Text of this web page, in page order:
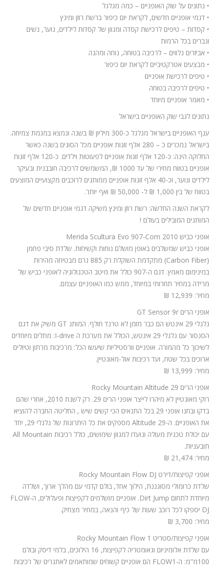
• נתונים על שוק האופניים – כמה מגלגל
• דגמי אופניים חדשים, לקראת יום כיפור ברשת רוזן ומינץ
• קסדות – טיפים לרכישת קסדה ומגוון של קסדות לילדים, נוער, נשים
וגברים בכל הרמות
• אביזרים נלווים – לרכיבה בטוחה, נוחה ומהנה
• מבצעים אטרקטיביים לקראת יום כיפור
• טיפים לרכישת אופניים
• טיפים לרכיבה בטוחה
• מאמר אופניים מיוחד
נתונים לגבי שוק האופניים בישראל
ענף האופניים בישראל מגלגל כ-300 מיליון ₪ בשנה ונמצא במגמת צמיחה.
בישראל נמכרים כ – 280 אלף זוגות אופניים מכל הסוגים בשנה כאשר
החלוקה הינה: כ-120 אלף זוגות אופניים לפעוטות וילדים. כ-120 אלף זוגות
אופניים בטווח מחירי של עד 1000 ₪, המשמשים לרכיבה חובבנית ובעיקר
לילדים ונוער, וכ-40 אלף זוגות אופניים ממותגים לרוכבים מקצועיים המוצעים
בטווח של בין 1,000 ₪ ל- 50,000 ₪ ואף יותר.
לקראת השנה החדשה: רשת רוזן ומינץ משיקה דגמי אופניים חדשים של
המותגים המובילים בעולם !
אופני כביש Merida Scultura Evo 907-Com 2010
אופני כביש שמשלבים באופן מושלם נוחות וקשיחות. שלדת סיבי פחמן
(Carbon Fiber) מתקדמת השוקלת רק 885 גרם מבטיחה מהירות
במינימום מאמץ. דגם ה-907 כולל את מיטב הטכנולוגיה לאופני כביש של
מרידה במחיר תחרותי במיוחד, ממש כמו האופניים עצמם.
מחיר: 12,939 ₪
אופני הרים GT Sensor 9r
גלגלי 29 אינטש הם כבר מזמן לא טרנד חולף. המותג GT משיק את דגם
הסנסור עם גלגלי 29 אינטש, הכולל את מערכת ה I-drive: מתלים מיוחדים
לשיכוך כל מהמורה. אופניים וורסטיליות שיעשו הכל: מרכיבות מרתון וטיולים
ארוכים בכל שטח, ועד רכיבות אול-מאונטיין.
מחיר: 13,999 ₪
אופני הרים Rocky Mountain Altitude 29
רוקי מאונטיין לא מיהרו לייצר אופני הרים 29. רק לשנת 2010, אחרי שהם
בדקו ובחנו אופני 29 בכל התנאים הכי קשים שיש , החליטה החברה להוציא
את האופניים. ה-Altitude 29 מספקים את כל היתרונות של גלגלי 29, יחד
עם יכולת טכנית מעולה ונועדו למגוון שימושים, כולל רכיבות All Mountain
תובעניות.
מחיר: 21,474 ₪
אופני קפיצות/דירט Rocky Mountain Flow DJ
שלדת כרומולי מסוגננת, הילוך אחד, בולם קדמי עם מהלך ארוך, ושלדה
מיוחדת לתחום Dirt Jump. אופניים מושלמים לקפיצות ופעלולים, ה-FLOW
DJ יספקו לכל רוכב שעות של כיף והנאה, במחיר מצחיק.
מחיר: 3,700 ₪
אופני קפיצות/סטריט Rocky Mountain Flow 1
עם שלדת אלומיניום וגאומטריה לקפיצות, 16 הילוכים, בלמי דיסק ובולם
100מ"מ: ה-FLOW1 הם אופניים קשוחים שמותאמים לאתגרים של רכיבות